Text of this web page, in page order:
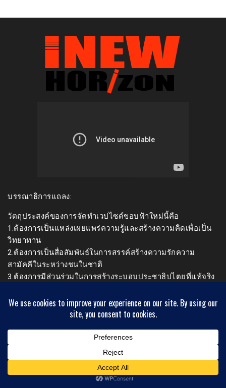
บรรณาธิการแถลง:
วัตถุประสงค์ของการจัดทำเวปไซด์ขอบฟ้าใหม่นี้คือ
1.ต้องการเป็นแหล่งเผยแพร่ความรู้และสร้างความคิดเพื่อเป็น
วิทยาทาน
2.ต้องการเป็นสื่อสัมพันธ์ในการสรรค์สร้างความรักความ
สามัคคีในระหว่างชนในชาติ
3.ต้องการมีส่วนร่วมในการสร้างระบอบประชาธิปไตยที่แท้จริง
จึงขอเรียนมายังผู้อ่านทั้งหลาย หากเห็นว่าเวปนี้จะเกิด
ประโยชน์กับส่วนรวมไม่มากก็น้อย กรุณาช่วยกันเผยแพร่ จัก
ถือว่าเป็นพระคุณและเป็นผู้ร่วมทำกุศลทานในครั้งนี้
ศาสตราจารย์ พลโท ดร.สมชาย วิรุฬหผล